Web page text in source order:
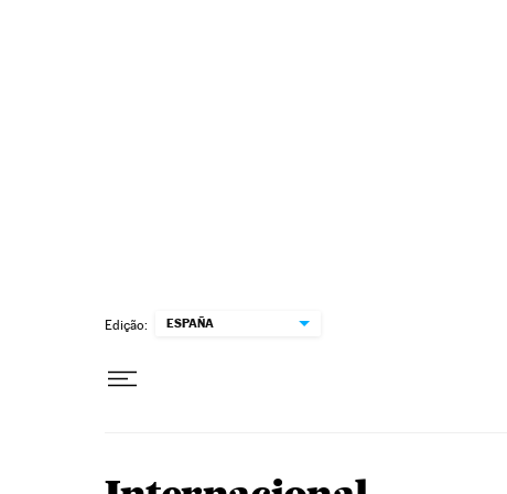
Edição: ESPAÑA